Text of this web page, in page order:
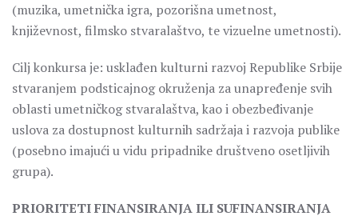
(muzika, umetnička igra, pozorišna umetnost,
književnost, filmsko stvaralaštvo, te vizuelne umetnosti).
Cilj konkursa je: usklađen kulturni razvoj Republike Srbije
stvaranjem podsticajnog okruženja za unapređenje svih
oblasti umetničkog stvaralaštva, kao i obezbeđivanje
uslova za dostupnost kulturnih sadržaja i razvoja publike
(posebno imajući u vidu pripadnike društveno osetljivih
grupa).
PRIORITETI FINANSIRANJA ILI SUFINANSIRANJA